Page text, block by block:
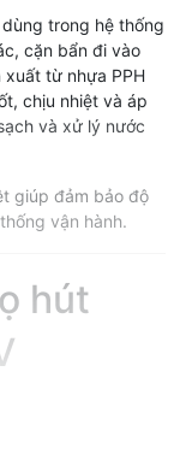
trong hệ thống
cặn bẩn đi vào
từ nhựa PPH
chịu nhiệt và áp
và xử lý nước
giúp đảm bảo độ
vận hành.
hút